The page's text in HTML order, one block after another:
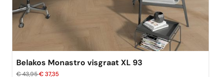
Belakos Monastro visgraat XL 93
€ 43,95€ 37,35